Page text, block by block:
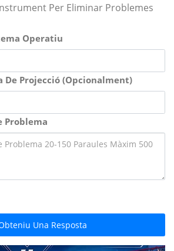
Per Eliminar Problemes
Operatiu
De Projecció (Opcionalment)
Problema
Una Resposta